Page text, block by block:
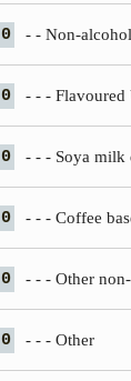
0 - - Non-
0 - - - Flavoured
0 - - - Soya milk
0 - - - Coffee
0 - - - Other
0 - - - Other